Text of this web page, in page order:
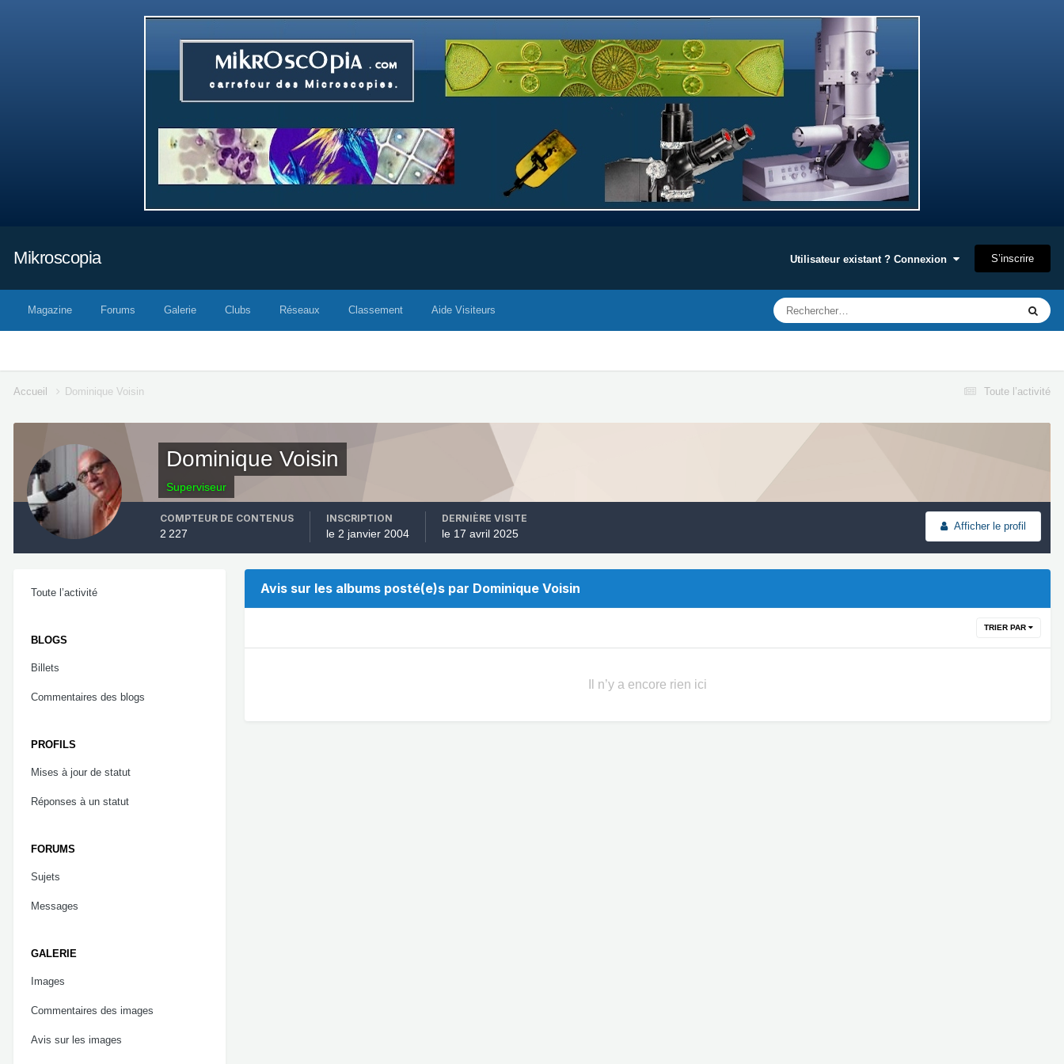
Mikroscopia Utilisateur existant ? Connexion S’inscrire
Magazine Forums Galerie Clubs Réseaux Classement Aide Visiteurs
Toute l’activité
Accueil Dominique Voisin
Dominique Voisin
Superviseur
Afficher le profil
COMPTEUR DE CONTENUS
2 227
INSCRIPTION
le 2 janvier 2004
DERNIÈRE VISITE
le 17 avril 2025
Toute l’activité
BLOGS
Billets
Commentaires des blogs
PROFILS
Mises à jour de statut
Réponses à un statut
FORUMS
Sujets
Messages
GALERIE
Images
Commentaires des images
Avis sur les images
Avis sur les albums posté(e)s par Dominique Voisin
TRIER PAR
Il n’y a encore rien ici